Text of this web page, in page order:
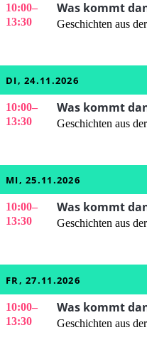
10:00–
13:30
Was kommt
Geschichten aus
DI, 24.11.2026
10:00–
13:30
Was kommt
Geschichten aus
MI, 25.11.2026
10:00–
13:30
Was kommt
Geschichten aus
FR, 27.11.2026
10:00–
13:30
Was kommt
Geschichten aus